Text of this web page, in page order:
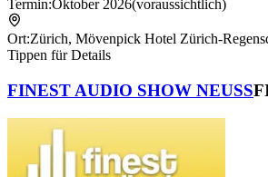
Termin:Oktober 2026(voraussichtlich)
Ort:Zürich, Mövenpick Hotel Zürich-
Tippen für Details
FINEST AUDIO SHOW NEUSS